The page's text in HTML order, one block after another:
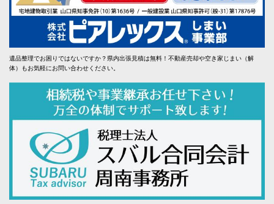
遺品整理でお困りではないですか？県内出張見積は無料！不動産売却や空き家じまい（解
体）もお気軽にお問い合わせください。